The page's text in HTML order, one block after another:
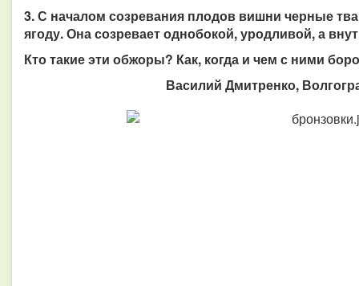
3. С началом созревания плодов вишни черные
ягоду. Она созревает однобокой, уродливой, а
Кто такие эти обжоры? Как, когда и чем с ними
Василий Дмитренко,